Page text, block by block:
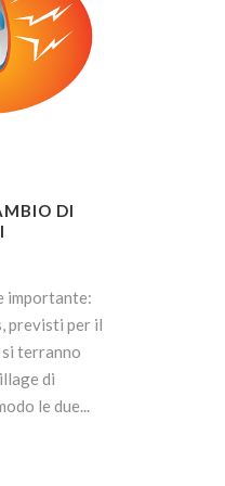
DI
importante:
previsti per il
terranno
di
le due...